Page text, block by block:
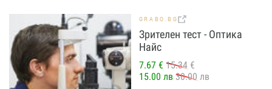
GRABO.BG
Зрителен тест - Оптика
Найс
7.67 € 15.34 €
15.00 лв 30.00 лв